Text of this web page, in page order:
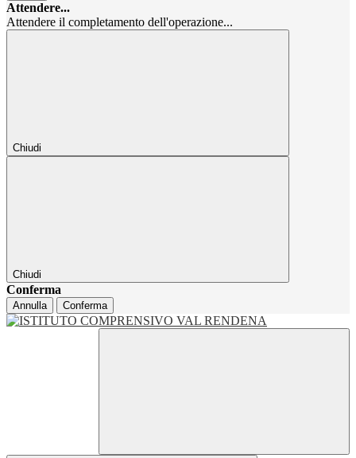
Attendere...
Attendere il completamento dell'operazione...
Chiudi
Chiudi
Conferma
Annulla Conferma